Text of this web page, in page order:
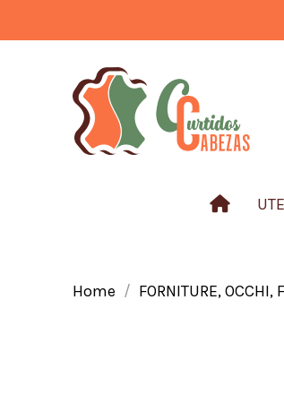
Home FORNITURE, OCCHI,